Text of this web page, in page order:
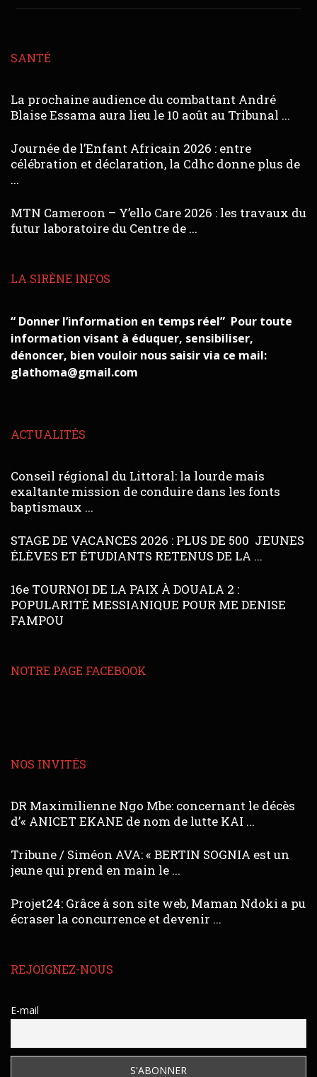
SANTÉ
La prochaine audience du combattant André
Blaise Essama aura lieu le 10 août au Tribunal ...
Journée de l’Enfant Africain 2026 : entre
célébration et déclaration, la Cdhc donne plus de
...
MTN Cameroon – Y’ello Care 2026 : les travaux du
futur laboratoire du Centre de ...
LA SIRÈNE INFOS
“ Donner l’information en temps réel” Pour toute
information visant à éduquer, sensibiliser,
dénoncer, bien vouloir nous saisir via ce mail:
glathoma@gmail.com
ACTUALITÉS
Conseil régional du Littoral: la lourde mais
exaltante mission de conduire dans les fonts
baptismaux ...
STAGE DE VACANCES 2026 : PLUS DE 500 JEUNES
ÉLÈVES ET ÉTUDIANTS RETENUS DE LA ...
16e TOURNOI DE LA PAIX À DOUALA 2 :
POPULARITÉ MESSIANIQUE POUR ME DENISE
FAMPOU
NOTRE PAGE FACEBOOK
NOS INVITÉS
DR Maximilienne Ngo Mbe: concernant le décès
d’« ANICET EKANE de nom de lutte KAI ...
Tribune / Siméon AVA: « BERTIN SOGNIA est un
jeune qui prend en main le ...
Projet24: Grâce à son site web, Maman Ndoki a pu
écraser la concurrence et devenir ...
REJOIGNEZ-NOUS
E-mail